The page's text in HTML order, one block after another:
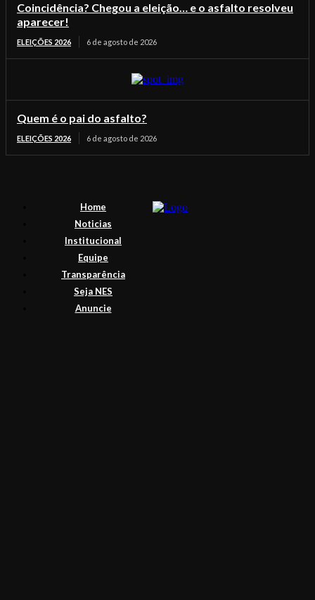
Coincidência? Chegou a eleição… e o asfalto resolveu
aparecer!
ELEIÇÕES 2026 6 de agosto de 2026
Quem é o pai do asfalto?
ELEIÇÕES 2026 6 de agosto de 2026
Home
Noticias
Institucional
Equipe
Transparência
Seja NES
Anuncie